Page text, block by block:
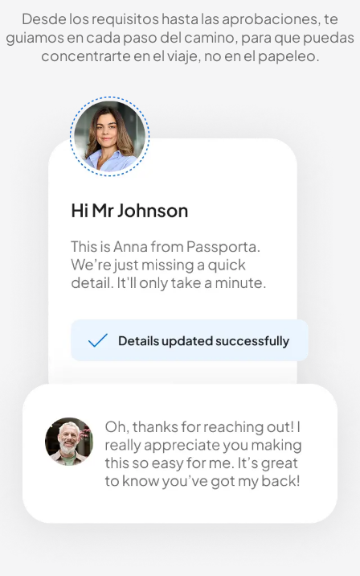
Desde los requisitos hasta las aprobaciones, te
guiamos en cada paso del camino, para que puedas
concentrarte en el viaje, no en el papeleo.